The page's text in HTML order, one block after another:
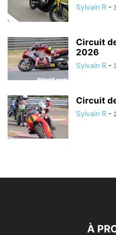
Sylvain R -
Circuit
2026
Sylvain R -
Circuit
Sylvain R -
À